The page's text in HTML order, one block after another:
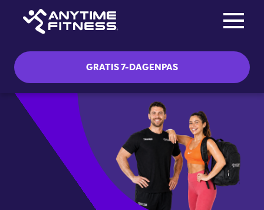
GRATIS 7-DAGENPAS